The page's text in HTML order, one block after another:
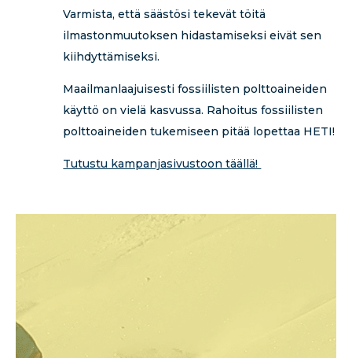
Varmista, että säästösi tekevät töitä
ilmastonmuutoksen hidastamiseksi eivät sen
kiihdyttämiseksi.
Maailmanlaajuisesti fossiilisten polttoaineiden
käyttö on vielä kasvussa. Rahoitus fossiilisten
polttoaineiden tukemiseen pitää lopettaa HETI!
Tutustu kampanjasivustoon täällä!